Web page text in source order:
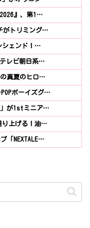
』、第1…
がトリミング…
シェンド！…
レビ朝日系…
真夏のヒロ…
ボーイズグ…
」が1stミニア…
り上げる！油…
「NEXTALE…